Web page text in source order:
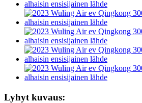
Lyhyt kuvaus: